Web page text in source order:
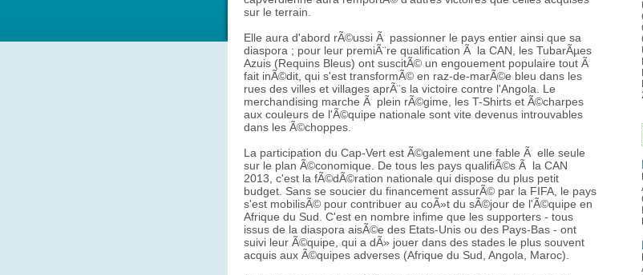
sur le terrain.
Elle aura d'abord rÃ©ussi Ã passionner le pays entier ainsi que sa
diaspora ; pour leur premiÃ¨re qualification Ã la CAN, les TubarÃµes
Azuis (Requins Bleus) ont suscitÃ© un engouement populaire tout Ã
fait inÃ©dit, qui s'est transformÃ© en raz-de-marÃ©e bleu dans les
rues des villes et villages aprÃ¨s la victoire contre l'Angola. Le
merchandising marche Ã plein rÃ©gime, les T-Shirts et Ã©charpes
aux couleurs de l'Ã©quipe nationale sont vite devenus introuvables
dans les Ã©choppes.
La participation du Cap-Vert est Ã©galement une fable Ã elle seule
sur le plan Ã©conomique. De tous les pays qualifiÃ©s Ã la CAN
2013, c'est la fÃ©dÃ©ration nationale qui dispose du plus petit
budget. Sans se soucier du financement assurÃ© par la FIFA, le pays
s'est mobilisÃ© pour contribuer au coÃ»t du sÃ©jour de l'Ã©quipe en
Afrique du Sud. C'est en nombre infime que les supporters - tous
issus de la diaspora aisÃ©e des Etats-Unis ou des Pays-Bas - ont
suivi leur Ã©quipe, qui a dÃ» jouer dans des stades le plus souvent
acquis aux Ã©quipes adverses (Afrique du Sud, Angola, Maroc).